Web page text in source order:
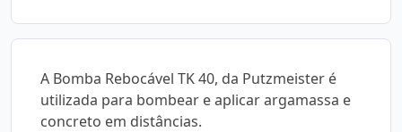
A Bomba Rebocável TK 40, da Putzmeister é
utilizada para bombear e aplicar argamassa e
concreto em distâncias.